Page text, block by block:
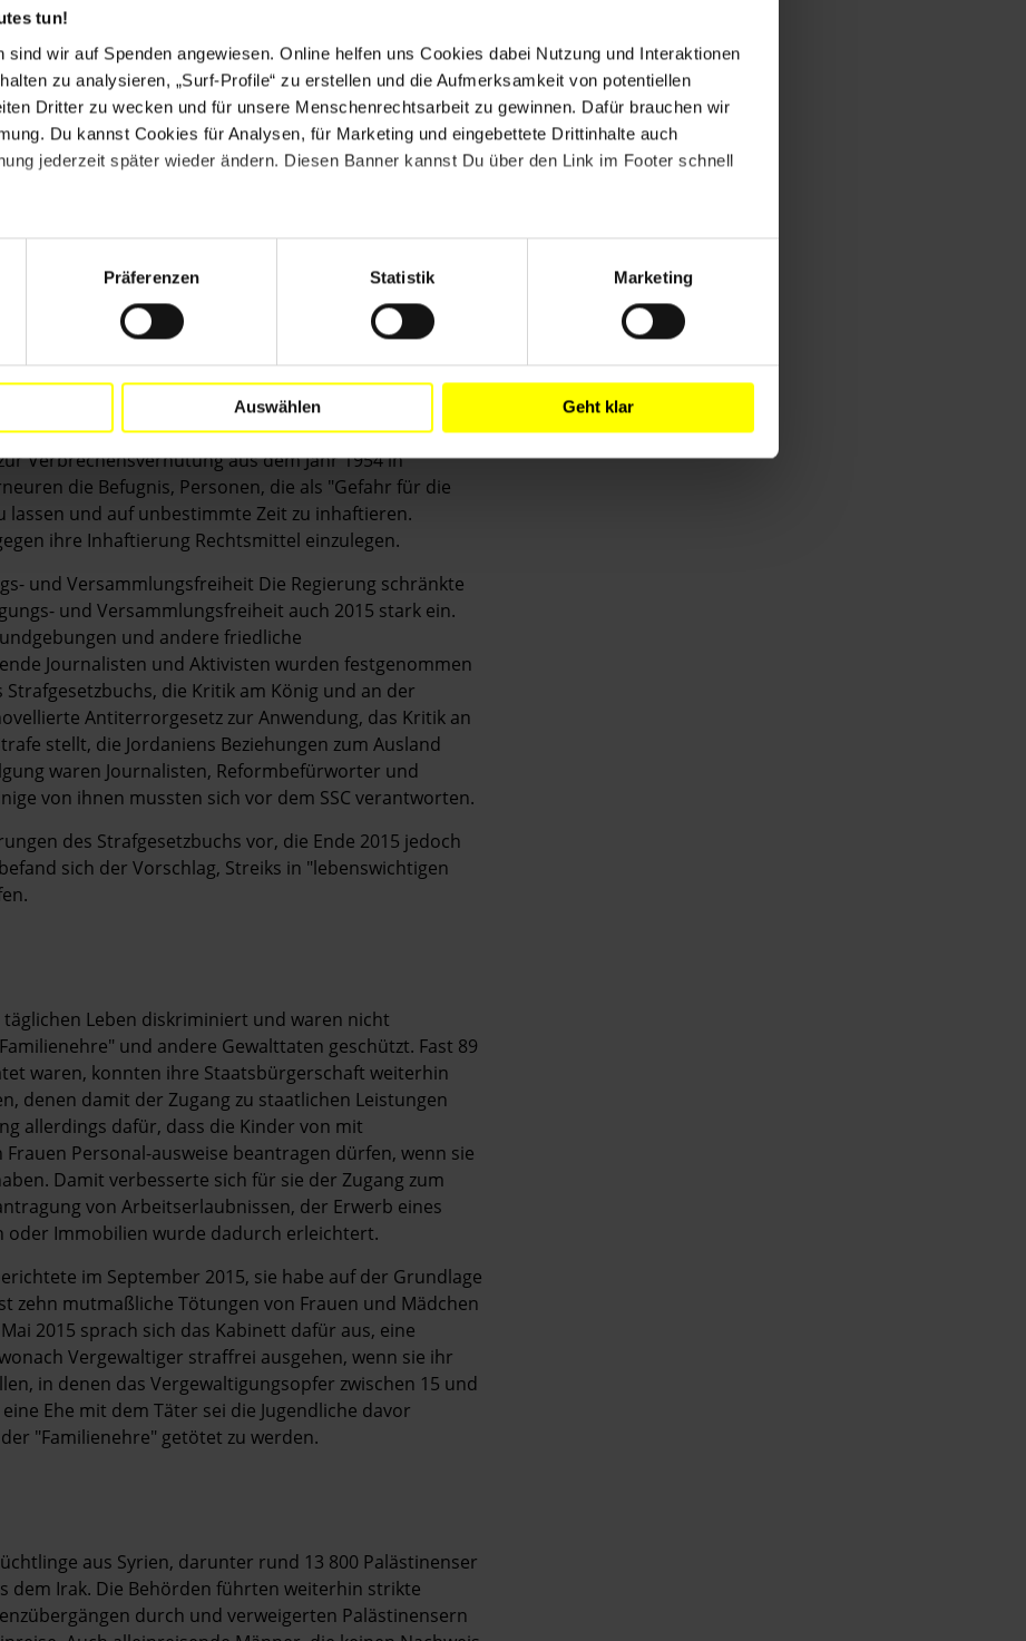
tun!
sind wir auf Spenden angewiesen. Online helfen uns Cookies dabei Nutzung und Interaktionen
zu analysieren, „Surf-Profile“ zu erstellen und die Aufmerksamkeit von potentiellen
Dritter zu wecken und für unsere Menschenrechtsarbeit zu gewinnen. Dafür brauchen wir
Du kannst Cookies für Analysen, für Marketing und eingebettete Drittinhalte auch
jederzeit später wieder ändern. Diesen Banner kannst Du über den Link im Footer schnell
Präferenzen Statistik Marketing
Auswählen Geht klar
nachdem er wegen mutmaßlicher
wurden angeklagt, ein "Geständnis" erzwungen und
Polizisten sahen sich mit Anklagen wegen Fahrlässigkeit
Video im Internet aufgetaucht war, das den
wurde eine offizielle Autopsie vorgenommen. Der
Schläge verursacht worden war, die er im Gewahrsam
Beamten vor Gericht gestellt worden waren. Im
Gewahrsam der Kriminalpolizei starb, ergab eine
zurückzuführen war. Der Fall wurde der
werden Polizeibeamte, die wegen solcher Straftaten
das nicht unabhängig ist und dessen
weiterhin ohne Anklageerhebung oder
Verbrechensverhütung aus dem Jahr 1954 in
die Befugnis, Personen, die als "Gefahr für die
lassen und auf unbestimmte Zeit zu inhaftieren.
ihre Inhaftierung Rechtsmittel einzulegen.
und Versammlungsfreiheit Die Regierung schränkte
und Versammlungsfreiheit auch 2015 stark ein.
und andere friedliche
Journalisten und Aktivisten wurden festgenommen
die Kritik am König und an der
Antiterrorgesetz zur Anwendung, das Kritik an
stellt, die Jordaniens Beziehungen zum Ausland
waren Journalisten, Reformbefürworter und
von ihnen mussten sich vor dem SSC verantworten.
des Strafgesetzbuchs vor, die Ende 2015 jedoch
sich der Vorschlag, Streiks in "lebenswichtigen
Leben diskriminiert und waren nicht
und andere Gewalttaten geschützt. Fast 89
waren, konnten ihre Staatsbürgerschaft weiterhin
denen damit der Zugang zu staatlichen Leistungen
allerdings dafür, dass die Kinder von mit
Personal-ausweise beantragen dürfen, wenn sie
Damit verbesserte sich für sie der Zugang zum
von Arbeitserlaubnissen, der Erwerb eines
oder Immobilien wurde dadurch erleichtert.
im September 2015, sie habe auf der Grundlage
zehn mutmaßliche Tötungen von Frauen und Mädchen
2015 sprach sich das Kabinett dafür aus, eine
Vergewaltiger straffrei ausgehen, wenn sie ihr
in denen das Vergewaltigungsopfer zwischen 15 und
Ehe mit dem Täter sei die Jugendliche davor
"Familienehre" getötet zu werden.
aus Syrien, darunter rund 13 800 Palästinenser
dem Irak. Die Behörden führten weiterhin strikte
durch und verweigerten Palästinensern